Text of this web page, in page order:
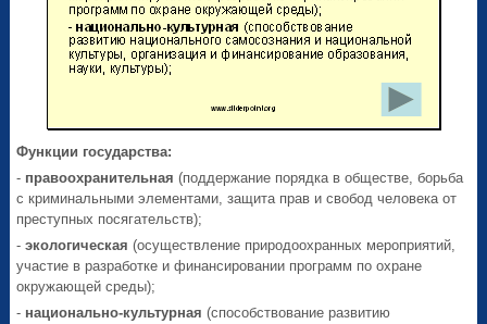
Функции государства:
- правоохранительная(поддержание порядка в обществе, борьба
с криминальными элементами, защита прав и свобод человека от
преступных посягательств);
-экологическая (осуществление природоохранных мероприятий,
участие в разработке и финансировании программ по охране
окружающей среды);
- национально-культурная (способствование развитию